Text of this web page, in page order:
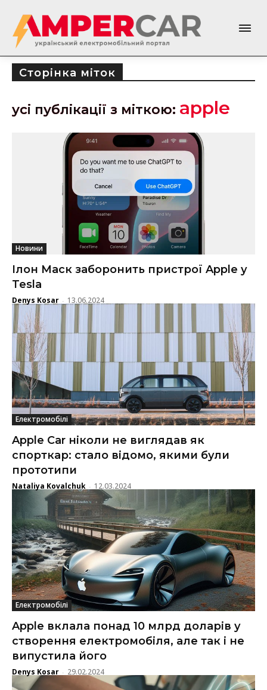
Сторінка міток
усі публікації з міткою: apple
Новини
Ілон Маск заборонить пристрої Apple у
Tesla
Denys Kosar - 13.06.2024
Електромобілі
Apple Car ніколи не виглядав як
спорткар: стало відомо, якими були
прототипи
Nataliya Kovalchuk - 12.03.2024
Електромобілі
Apple вклала понад 10 млрд доларів у
створення електромобіля, але так і не
випустила його
Denys Kosar - 29.02.2024